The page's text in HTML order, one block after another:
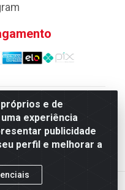
e de
experiência
publicidade
perfil e melhorar a
Queiroz Comercio e
Lotes 39 e, 41 - Setor
DF - CEP 72.135-100 -
0001-80